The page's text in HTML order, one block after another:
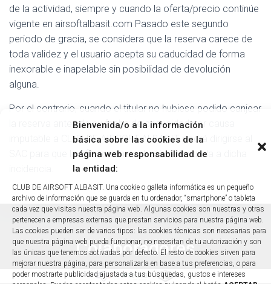
Bienvenida/o a la información
básica sobre las cookies de la
página web responsabilidad de
la entidad:
CLUB DE AIRSOFT ALBASIT. Una cookie o galleta informática es un pequeño
archivo de información que se guarda en tu ordenador, “smartphone” o tableta
cada vez que visitas nuestra página web. Algunas cookies son nuestras y otras
pertenecen a empresas externas que prestan servicios para nuestra página web.
Las cookies pueden ser de varios tipos: las cookies técnicas son necesarias para
que nuestra página web pueda funcionar, no necesitan de tu autorización y son
las únicas que tenemos activadas por defecto. El resto de cookies sirven para
mejorar nuestra página, para personalizarla en base a tus preferencias, o para
poder mostrarte publicidad ajustada a tus búsquedas, gustos e intereses
de la actividad, siempre y cuando la oferta/precio continúe
vigente en airsoftalbasit.com Pasado este segundo
periodo de gracia, se considera que la reserva carece de
toda validez y el usuario acepta su caducidad de forma
inexorable e inapelable sin posibilidad de devolución
alguna.
Por el contrario, cuando el titular no hubiese podido canjear
la reserva antes de su fecha de caducidad por causa
imputable a CLUB DE AIRSOFT ALBASIT, podrá dirigirse al
SAC para que le ofrezca una solución adecuada a dicha
Colaboradores